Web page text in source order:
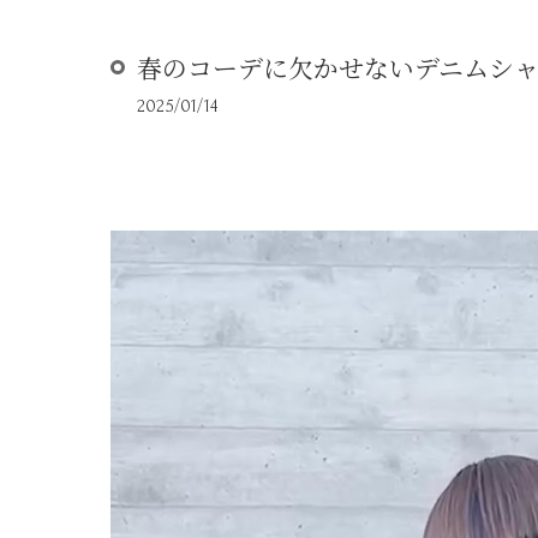
春のコーデに欠かせないデニムシ
2025/01/14